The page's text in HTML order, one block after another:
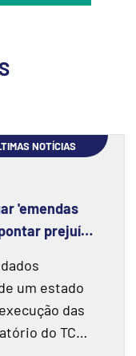
NOTÍCIAS
'emendas
prejuízo
um estado
das
do TCU